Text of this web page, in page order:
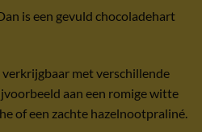
is een gevuld chocoladehart
met verschillende
aan een romige witte
of een zachte hazelnootpraliné.